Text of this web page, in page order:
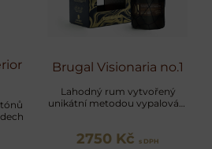
- souhlas s
cookie: Funkční
v novém okně
Brugal Visionaria no.1
Lahodný rum vytvořený
unikátní metodou vypalování
komplexní chuť
2750 Kč s DPH